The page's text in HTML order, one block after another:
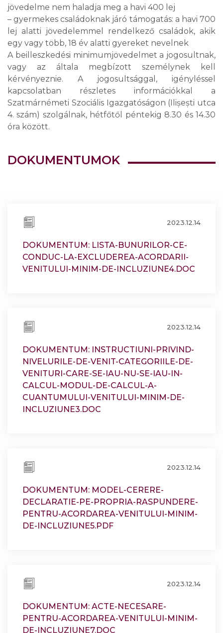
jövedelme nem haladja meg a havi 400 lej
– gyermekes családoknak járó támogatás: a havi 700
lej alatti jövedelemmel rendelkező családok, akik
egy vagy több, 18 év alatti gyereket nevelnek
A beilleszkedési minimumjövedelmet a jogosultnak,
vagy az általa megbízott személynek kell
kérvényeznie. A jogosultsággal, igényléssel
kapcsolatban részletes információkkal a
Szatmárnémeti Szociális Igazgatóságon (Ilișești utca
4. szám) szolgálnak, hétfőtől péntekig 8.30 és 14.30
óra között.
DOKUMENTUMOK
2023.12.14
DOKUMENTUM: LISTA-BUNURILOR-CE-
CONDUC-LA-EXCLUDEREA-ACORDARII-
VENITULUI-MINIM-DE-INCLUZIUNE4.DOC
2023.12.14
DOKUMENTUM: INSTRUCTIUNI-PRIVIND-
NIVELURILE-DE-VENIT-CATEGORIILE-DE-
VENITURI-CARE-SE-IAU-NU-SE-IAU-IN-
CALCUL-MODUL-DE-CALCUL-A-
CUANTUMULUI-VENITULUI-MINIM-DE-
INCLUZIUNE3.DOC
2023.12.14
DOKUMENTUM: MODEL-CERERE-
DECLARATIE-PE-PROPRIA-RASPUNDERE-
PENTRU-ACORDAREA-VENITULUI-MINIM-
DE-INCLUZIUNE5.PDF
2023.12.14
DOKUMENTUM: ACTE-NECESARE-
PENTRU-ACORDAREA-VENITULUI-MINIM-
DE-INCLUZIUNE7.DOC